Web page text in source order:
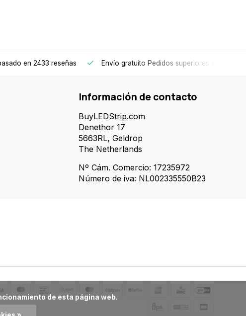
en 2433 reseñas Envío gratuito Pedidos superiores a 150€
Información de contacto
BuyLEDStrip.com
Denethor 17
5663RL, Geldrop
The Netherlands
Nº Cám. Comercio: 17235972
Número de iva: NL002335550B23